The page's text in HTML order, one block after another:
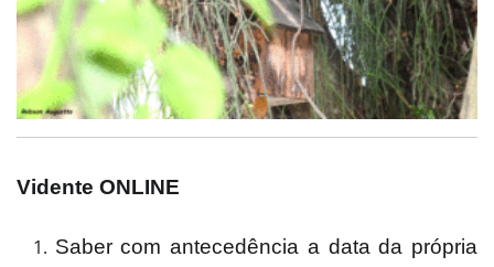
Vidente ONLINE
Saber com antecedência a data da própria